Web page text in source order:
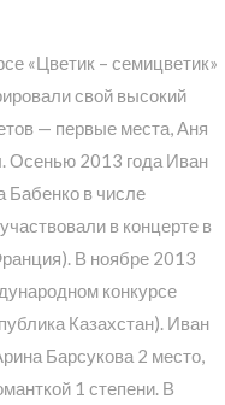
«Цветик – семицветик»
свой высокий
— первые места, Аня
Осенью 2013 года Иван
Бабенко в числе
в концерте в
В ноябре 2013
конкурсе
Казахстан). Иван
Барсукова 2 место,
1 степени. В